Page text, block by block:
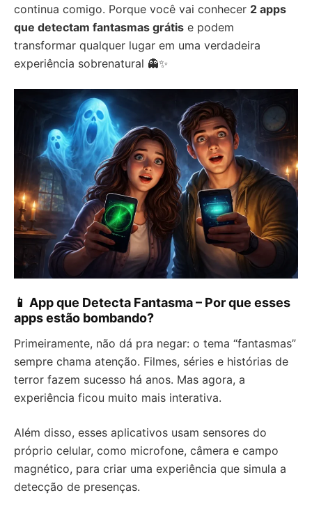
continua comigo. Porque você vai conhecer 2 apps
que detectam fantasmas grátis e podem
transformar qualquer lugar em uma verdadeira
experiência sobrenatural 👻✨
📱 App que Detecta Fantasma – Por que esses
apps estão bombando?
Primeiramente, não dá pra negar: o tema “fantasmas”
sempre chama atenção. Filmes, séries e histórias de
terror fazem sucesso há anos. Mas agora, a
experiência ficou muito mais interativa.
Além disso, esses aplicativos usam sensores do
próprio celular, como microfone, câmera e campo
magnético, para criar uma experiência que simula a
detecção de presenças.